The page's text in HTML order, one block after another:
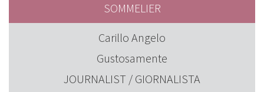
SOMMELIER
Carillo Angelo
Gustosamente
JOURNALIST / GIORNALISTA